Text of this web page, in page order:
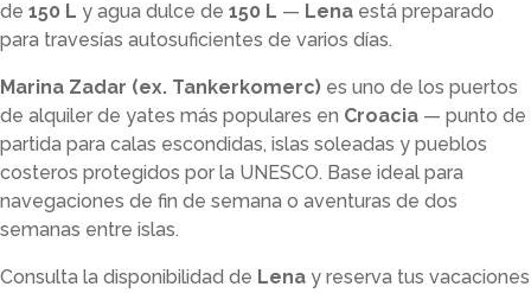
de 150 L y agua dulce de 150 L — Lena está preparado
para travesías autosuficientes de varios días.
Marina Zadar (ex. Tankerkomerc) es uno de los puertos
de alquiler de yates más populares en Croacia — punto de
partida para calas escondidas, islas soleadas y pueblos
costeros protegidos por la UNESCO. Base ideal para
navegaciones de fin de semana o aventuras de dos
semanas entre islas.
Consulta la disponibilidad de Lena y reserva tus vacaciones